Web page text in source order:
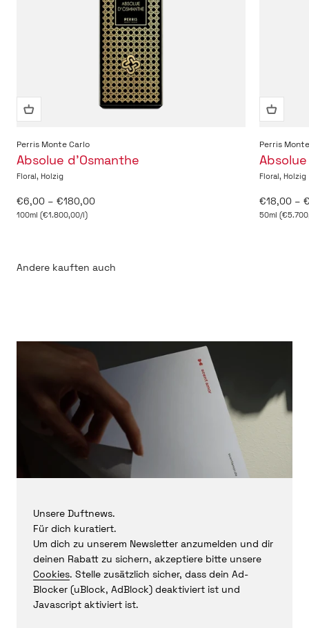
Perris Monte Carlo
Absolue d’Osmanthe
Floral, Holzig
Angebot
€6,00 – €180,00
100ml (€1.800,00/l)
Perris
Absolue
Floral, Holzig
Angebot
€18,00 –
50ml
Unsere Duftnews.
Für dich kuratiert.
Um dich zu unserem Newsletter anzumelden und dir
deinen Rabatt zu sichern, akzeptiere bitte unsere
Cookies. Stelle zusätzlich sicher, dass dein Ad-
Blocker (uBlock, AdBlock) deaktiviert ist und
Javascript aktiviert ist.